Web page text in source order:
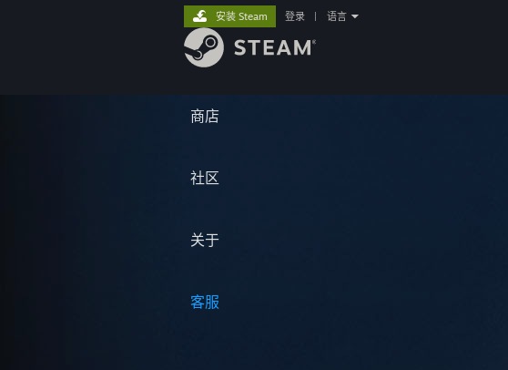
商店
社区
关于
客服
安装 Steam 登录 语言